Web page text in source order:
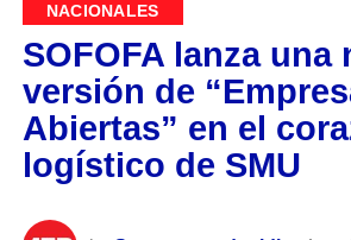
NACIONALES
SOFOFA lanza una
versión de
Abiertas” en el
logístico de SMU